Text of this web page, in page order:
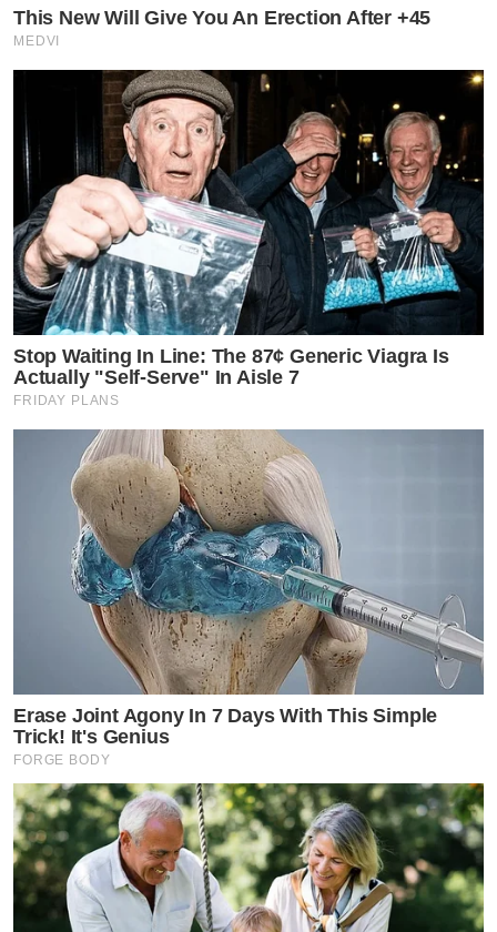
This New Will Give You An Erection After +45
MEDVI
Stop Waiting In Line: The 87¢ Generic Viagra Is
Actually "Self-Serve" In Aisle 7
FRIDAY PLANS
Erase Joint Agony In 7 Days With This Simple
Trick! It's Genius
FORGE BODY